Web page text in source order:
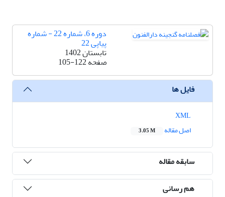
دوره 6، شماره 22 - شماره
پیاپی 22
تابستان 1402
صفحه105-122
فایل ها
اصل مقاله
3.05 M
سابقه مقاله
هم رسانی